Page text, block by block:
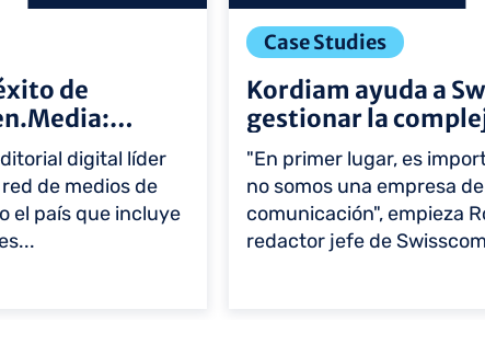
de
digital líder
de medios de
el país que incluye
Case Studies
Kordiam ayuda a
gestionar la
"En primer lugar, es
no somos una empresa
comunicación", empieza
redactor jefe de